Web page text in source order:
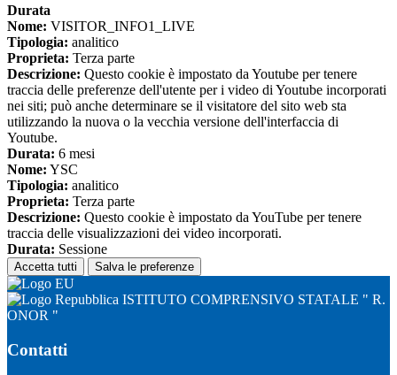
Durata
Nome: VISITOR_INFO1_LIVE
Tipologia: analitico
Proprieta: Terza parte
Descrizione: Questo cookie è impostato da Youtube per tenere
traccia delle preferenze dell'utente per i video di Youtube incorporati
nei siti; può anche determinare se il visitatore del sito web sta
utilizzando la nuova o la vecchia versione dell'interfaccia di
Youtube.
Durata: 6 mesi
Nome: YSC
Tipologia: analitico
Proprieta: Terza parte
Descrizione: Questo cookie è impostato da YouTube per tenere
traccia delle visualizzazioni dei video incorporati.
Durata: Sessione
Accetta tutti Salva le preferenze
ISTITUTO COMPRENSIVO STATALE " R.
ONOR "
Contatti